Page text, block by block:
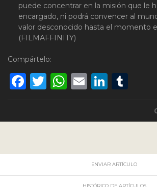
puede concentrar en la misión que le
encargado, ni podrá convencer al
valor desconocido hasta el momento
(FILMAFFINITY)
Compártelo:
Facebook
Twitter
WhatsApp
Email
ENVIAR ARTÍCULO
HISTÓRICO DE ARTÍCULOS